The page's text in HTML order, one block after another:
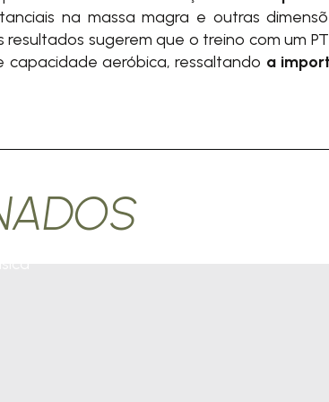
na massa magra e outras
sugerem que o treino com um
capacidade aeróbica, ressaltando a